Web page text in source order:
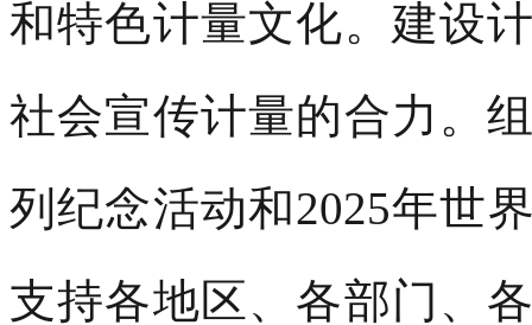
和特色计量文化。建设
社会宣传计量的合力。
列纪念活动和2025年世
支持各地区、各部门、